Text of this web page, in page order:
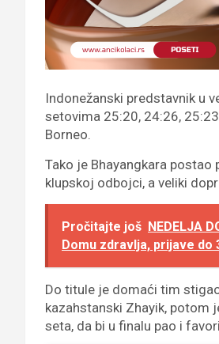
Indonežanski predstavnik u
setovima 25:20, 24:26,
Borneo.
Tako je Bhayangkara
klupskoj odbojci, a veliki
Pročitajte još NEDELJA
Domu zdravlja, prijave do
Do titule je domaći tim
kazahstanski Zhayik, potom
seta, da bi u finalu pao i